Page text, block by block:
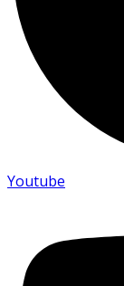
Youtube